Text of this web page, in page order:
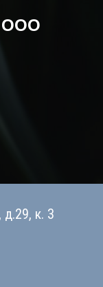
д.29, к. 3